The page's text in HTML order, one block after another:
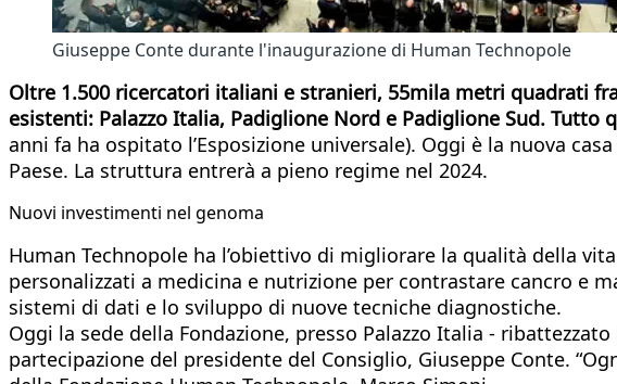
Giuseppe Conte durante l'inaugurazione di Human Technopole
Oltre 1.500 ricercatori italiani e stranieri, 55mila metri quadrati
esistenti: Palazzo Italia, Padiglione Nord e Padiglione Sud. Tutto
anni fa ha ospitato l’Esposizione universale). Oggi è la nuova
Paese. La struttura entrerà a pieno regime nel 2024.
Nuovi investimenti nel genoma
Human Technopole ha l’obiettivo di migliorare la qualità della
personalizzati a medicina e nutrizione per contrastare cancro e
sistemi di dati e lo sviluppo di nuove tecniche diagnostiche.
Oggi la sede della Fondazione, presso Palazzo Italia -
partecipazione del presidente del Consiglio, Giuseppe Conte.